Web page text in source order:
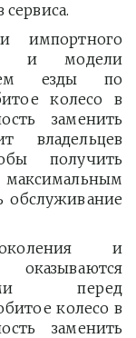
импортного
и модели
езды по
колесо в
заменить
владельцев
получить
обслуживание
и
перед
колесо в
заменить